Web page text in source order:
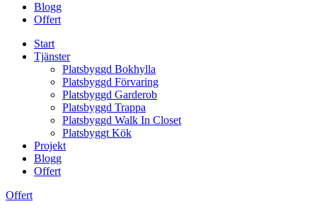
Blogg
Offert
Start
Tjänster
Platsbyggd Bokhylla
Platsbyggd Förvaring
Platsbyggd Garderob
Platsbyggd Trappa
Platsbyggd Walk In Closet
Platsbyggt Kök
Projekt
Blogg
Offert
Offert